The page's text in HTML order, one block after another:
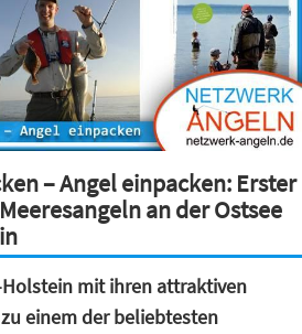
– Angel einpacken: Erster
an der Ostsee
Holstein mit ihren attraktiven
einem der beliebtesten